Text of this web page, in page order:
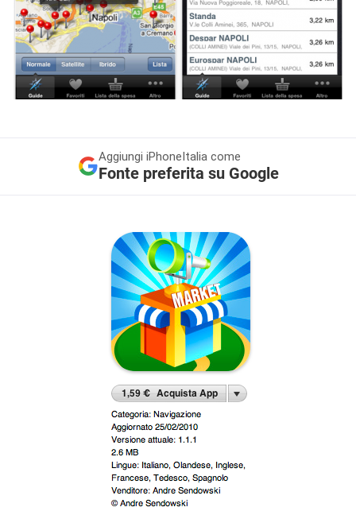
Aggiungi iPhoneItalia come
Fonte preferita su Google